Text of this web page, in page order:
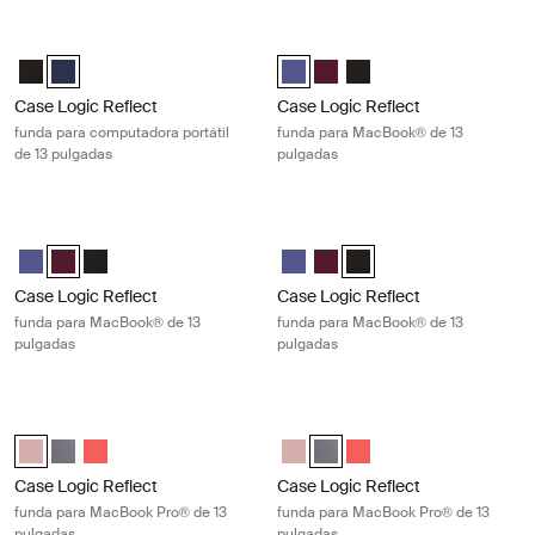
Case Logic Reflect 13" Laptop Sleeve Negro
Case Logic Reflect 13" Laptop Sleeve Dark Blue (selected)
Case Logic Reflect
funda para computadora portátil
de 13 pulgadas
Case Logic Reflect 13"
Case Logic Reflect 13"
Case Logic Reflect 13"
Case Logic Reflect
funda para MacBook® de 13
pulgadas
Case Logic Reflect 13" MacBook® Sleeve Púrpura concentrado
Case Logic Reflect 13" MacBook® Sleeve Rojo tenue (selected)
Case Logic Reflect 13" MacBook® Sleeve Negro
Case Logic Reflect
funda para MacBook® de 13
pulgadas
Case Logic Reflect 13"
Case Logic Reflect 13"
Case Logic Reflect 13"
Case Logic Reflect
funda para MacBook® de 13
pulgadas
Case Logic Reflect 13" MacBook Pro® Sleeve Rosa azura/azul
Case Logic Reflect 13" MacBook Pro® Sleeve Grafito
Case Logic Reflect 13" MacBook Pro® Sleeve Pop Rock
Case Logic Reflect
funda para MacBook Pro® de 13
Case Logic Reflect 13" MacBook
Case Logic Reflect 13"
Case Logic Reflect 13"
Case Logic Reflect
funda para MacBook Pro® de 13